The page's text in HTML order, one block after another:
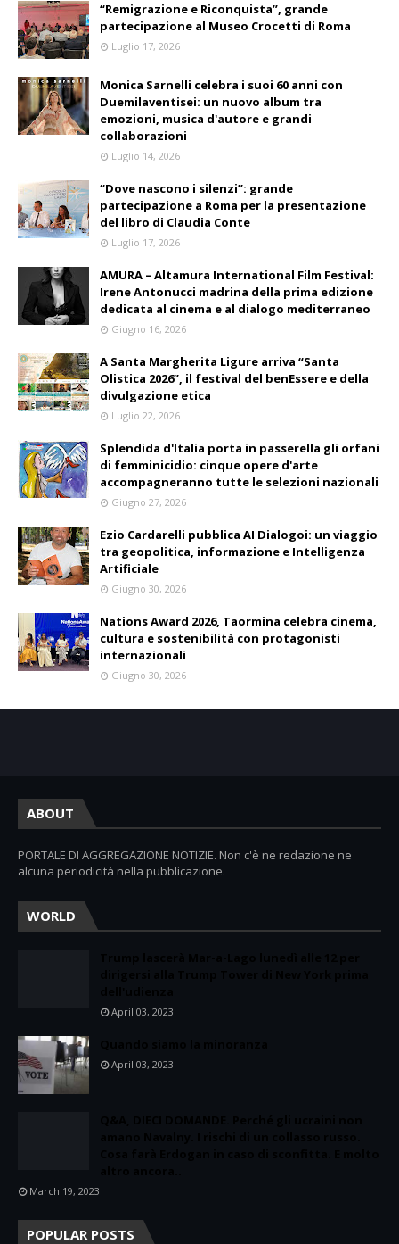
“Remigrazione e Riconquista”, grande
partecipazione al Museo Crocetti di Roma
Luglio 17, 2026
Monica Sarnelli celebra i suoi 60 anni con
Duemilaventisei: un nuovo album tra
emozioni, musica d'autore e grandi
collaborazioni
Luglio 14, 2026
“Dove nascono i silenzi”: grande
partecipazione a Roma per la presentazione
del libro di Claudia Conte
Luglio 17, 2026
AMURA – Altamura International Film Festival:
Irene Antonucci madrina della prima edizione
dedicata al cinema e al dialogo mediterraneo
Giugno 16, 2026
A Santa Margherita Ligure arriva “Santa
Olistica 2026”, il festival del benEssere e della
divulgazione etica
Luglio 22, 2026
Splendida d'Italia porta in passerella gli orfani
di femminicidio: cinque opere d'arte
accompagneranno tutte le selezioni nazionali
Giugno 27, 2026
Ezio Cardarelli pubblica AI Dialogoi: un viaggio
tra geopolitica, informazione e Intelligenza
Artificiale
Giugno 30, 2026
Nations Award 2026, Taormina celebra cinema,
cultura e sostenibilità con protagonisti
internazionali
Giugno 30, 2026
ABOUT
PORTALE DI AGGREGAZIONE NOTIZIE. Non c'è ne redazione ne
alcuna periodicità nella pubblicazione.
WORLD
April 03, 2023
April 03, 2023
March 19, 2023
POPULAR POSTS